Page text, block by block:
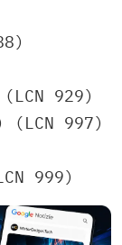
929)
(LCN 997)
999)